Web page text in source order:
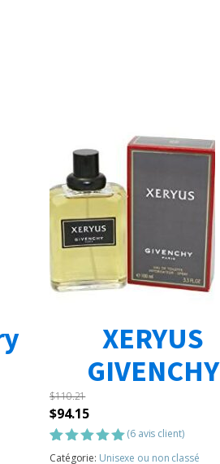
XERYUS
GIVENCHY
$110.21
Le
prix
initial
$94.15Le
prix
actuel
Noté5.00
6
(6avis client)
Catégorie: Unisexe ou non classé